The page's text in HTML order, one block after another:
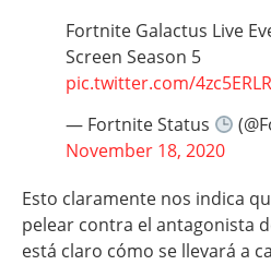
Fortnite Galactus Live
Screen Season 5
pic.twitter.com/
— Fortnite Status
November 18, 2020
Esto claramente nos indica
pelear contra el antagonista
está claro cómo se llevará a